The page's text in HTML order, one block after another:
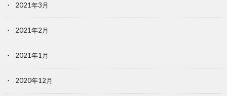
2021年3月
2021年2月
2021年1月
2020年12月